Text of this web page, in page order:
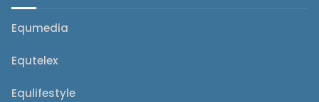
Equmedia
Equtelex
Equlifestyle